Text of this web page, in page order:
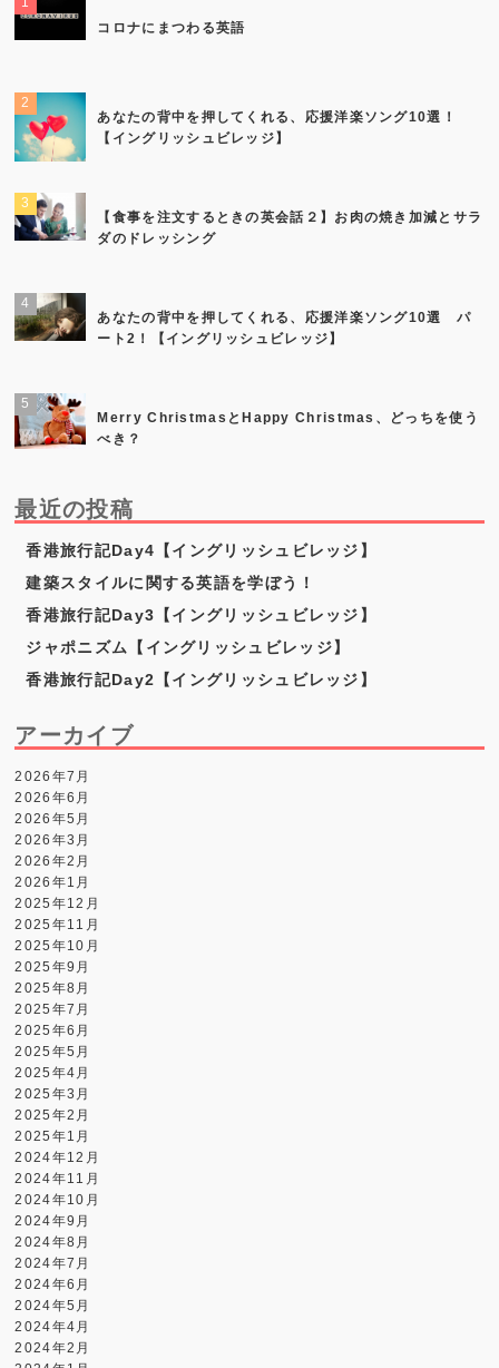
コロナにまつわる英語
あなたの背中を押してくれる、応援洋楽ソング10選！
【イングリッシュビレッジ】
【食事を注文するときの英会話２】お肉の焼き加減とサラ
ダのドレッシング
あなたの背中を押してくれる、応援洋楽ソング10選 パ
ート2！【イングリッシュビレッジ】
Merry ChristmasとHappy Christmas、どっちを使う
べき？
最近の投稿
香港旅行記Day4【イングリッシュビレッジ】
建築スタイルに関する英語を学ぼう！
香港旅行記Day3【イングリッシュビレッジ】
ジャポニズム【イングリッシュビレッジ】
香港旅行記Day2【イングリッシュビレッジ】
アーカイブ
2026年7月
2026年6月
2026年5月
2026年3月
2026年2月
2026年1月
2025年12月
2025年11月
2025年10月
2025年9月
2025年8月
2025年7月
2025年6月
2025年5月
2025年4月
2025年3月
2025年2月
2025年1月
2024年12月
2024年11月
2024年10月
2024年9月
2024年8月
2024年7月
2024年6月
2024年5月
2024年4月
2024年2月